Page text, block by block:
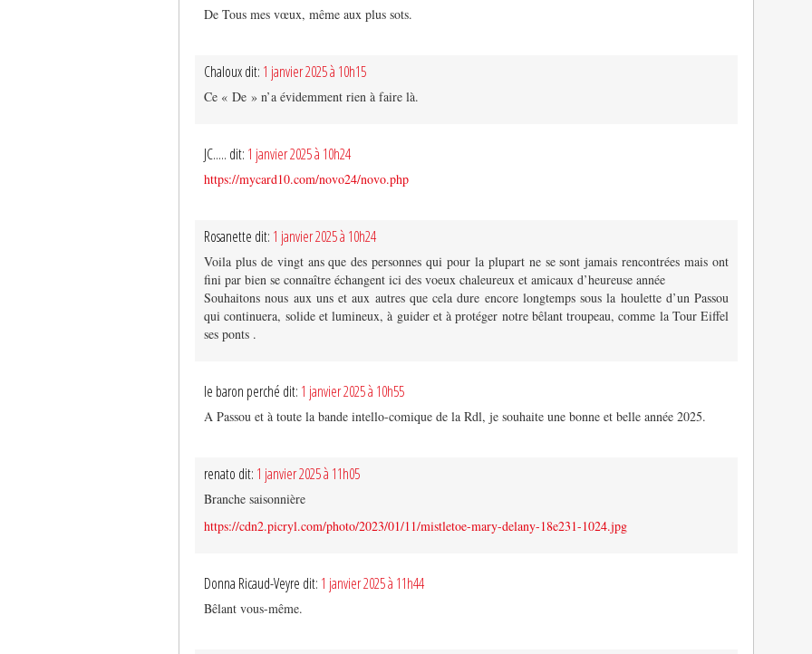
De Tous mes vœux, même aux plus sots.
Chaloux dit: 1 janvier 2025 à 10h15
Ce « De » n’a évidemment rien à faire là.
JC..... dit: 1 janvier 2025 à 10h24
https://mycard10.com/novo24/novo.php
Rosanette dit: 1 janvier 2025 à 10h24
Voila plus de vingt ans que des personnes qui pour la plupart ne se sont jamais rencontrées mais ont
fini par bien se connaître échangent ici des voeux chaleureux et amicaux d’heureuse année
Souhaitons nous aux uns et aux autres que cela dure encore longtemps sous la houlette d’un Passou
qui continuera, solide et lumineux, à guider et à protéger notre bêlant troupeau, comme la Tour Eiffel
ses ponts .
le baron perché dit: 1 janvier 2025 à 10h55
A Passou et à toute la bande intello-comique de la Rdl, je souhaite une bonne et belle année 2025.
renato dit: 1 janvier 2025 à 11h05
Branche saisonnière
https://cdn2.picryl.com/photo/2023/01/11/mistletoe-mary-delany-18e231-1024.jpg
Donna Ricaud-Veyre dit: 1 janvier 2025 à 11h44
Bêlant vous-même.